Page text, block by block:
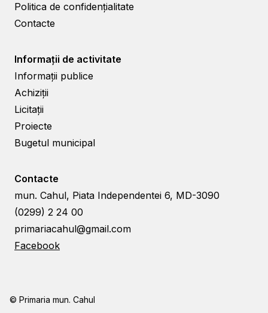
Politica de confidențialitate
Contacte
Informații de activitate
Informații publice
Achiziții
Licitații
Proiecte
Bugetul municipal
Contacte
mun. Cahul, Piata Independentei 6, MD-3090
(0299) 2 24 00
primariacahul@gmail.com
Facebook
© Primaria mun. Cahul